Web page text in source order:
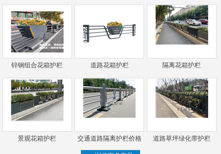
锌钢组合花箱护栏 道路花箱护栏 隔离花箱护栏
景观花箱护栏 交通道路隔离护栏价格 道路草坪绿化带护栏